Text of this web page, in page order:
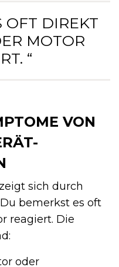
OFT DIREKT
MOTOR
“
VON
sich durch
bemerkst es oft
reagiert. Die
oder